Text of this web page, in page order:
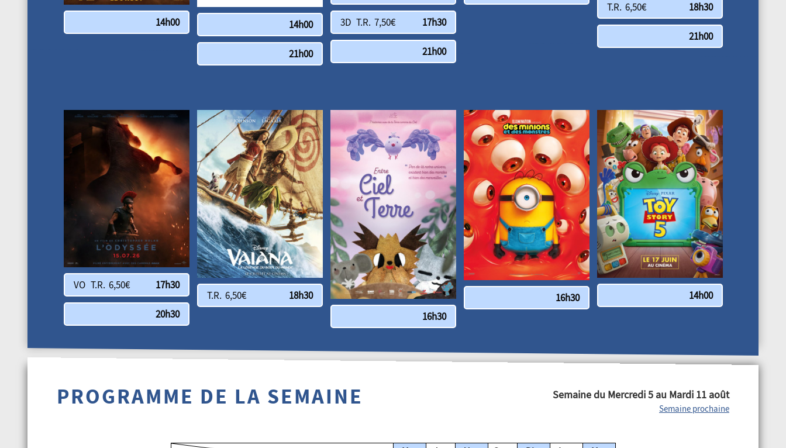
14h00 14h00
21h00
3D T.R. 7,50€ 17h30
21h00
T.R. 6,50€
18h30
21h00
VO T.R. 6,50€ 17h30
20h30
T.R. 6,50€
18h30
16h30
16h30 14h00
PROGRAMME DE LA SEMAINE Semaine du Mercredi 5 au Mardi 11 août
Semaine prochaine